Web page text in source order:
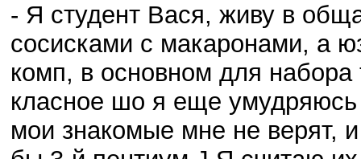
- Я студент Вася, живу в
сосисками с макаронами, а
комп, в основном для
класное шо я еще умудряюсь
мои знакомые мне не верят, и